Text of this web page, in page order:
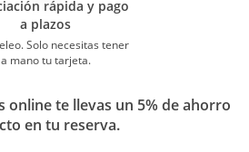
rápida y pago
a plazos
Solo necesitas tener
a mano tu tarjeta.
online te llevas un 5% de ahorro
en tu reserva.